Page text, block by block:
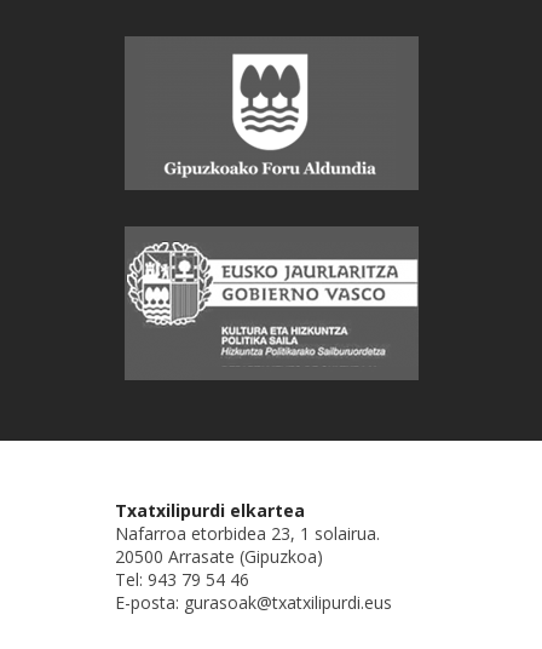
Txatxilipurdi elkartea
Nafarroa etorbidea 23, 1 solairua.
20500 Arrasate (Gipuzkoa)
Tel: 943 79 54 46
E-posta: gurasoak@txatxilipurdi.eus